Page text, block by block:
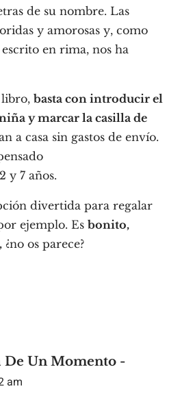
de su nombre. Las
y amorosas y, como
en rima, nos ha
libro, basta con introducir el
y marcar la casilla de
a casa sin gastos de envío.
y 7 años.
divertida para regalar
ejemplo. Es bonito,
¿no os parece?
De Un Momento -
am